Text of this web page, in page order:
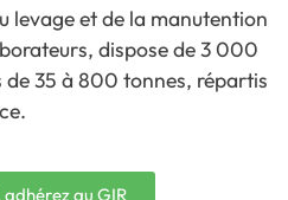
levage et de la manutention
dispose de 3 000
35 à 800 tonnes, répartis
adhérez au GIR